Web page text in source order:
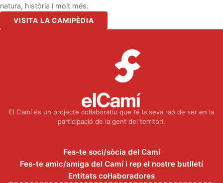
natura, història i molt més.
VISITA LA CAMIPÈDIA
El Camí és un projecte col·laboratiu que té la seva raó de ser en la
participació de la gent del territori.
Fes-te soci/sòcia del Camí
Fes-te amic/amiga del Camí i rep el nostre butlletí
Entitats col·laboradores